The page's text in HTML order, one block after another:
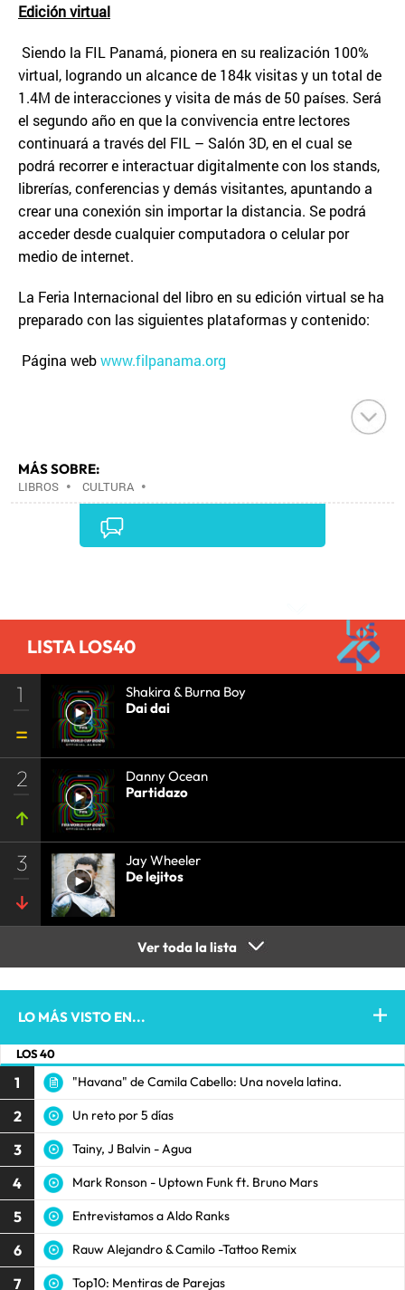
Edición virtual
Siendo la FIL Panamá, pionera en su realización 100%
virtual, logrando un alcance de 184k visitas y un total de
1.4M de interacciones y visita de más de 50 países. Será
el segundo año en que la convivencia entre lectores
continuará a través del FIL – Salón 3D, en el cual se
podrá recorrer e interactuar digitalmente con los stands,
librerías, conferencias y demás visitantes, apuntando a
crear una conexión sin importar la distancia. Se podrá
acceder desde cualquier computadora o celular por
medio de internet.
La Feria Internacional del libro en su edición virtual se ha
preparado con las siguientes plataformas y contenido:
Página webwww.filpanama.org
MÁS SOBRE:
LIBROS • CULTURA •
LISTA LOS40
1
Shakira & Burna Boy
Dai dai
2
Danny Ocean
Partidazo
3
Jay Wheeler
De lejitos
Ver toda la lista
LO MÁS VISTO EN...
LOS 40
1 "Havana" de Camila Cabello: Una novela latina.
2 Un reto por 5 días
3 Tainy, J Balvin - Agua
4 Mark Ronson - Uptown Funk ft. Bruno Mars
5 Entrevistamos a Aldo Ranks
6 Rauw Alejandro & Camilo -Tattoo Remix
7 Top10: Mentiras de Parejas